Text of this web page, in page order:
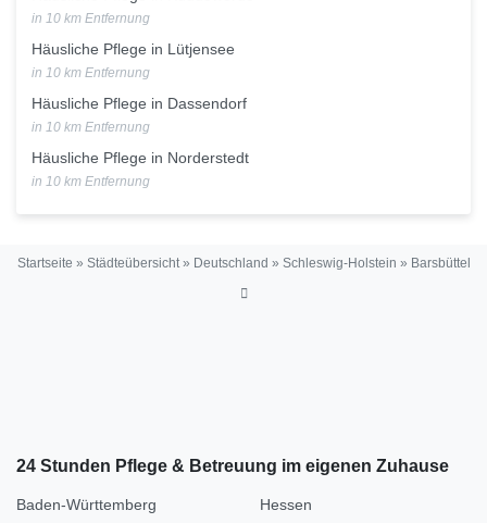
in 10 km Entfernung
Häusliche Pflege in Lütjensee
in 10 km Entfernung
Häusliche Pflege in Dassendorf
in 10 km Entfernung
Häusliche Pflege in Norderstedt
in 10 km Entfernung
Startseite » Städteübersicht» Deutschland » Schleswig-Holstein » Barsbüttel
24 Stunden Pflege & Betreuung im eigenen Zuhause
Baden-Württemberg
Hessen